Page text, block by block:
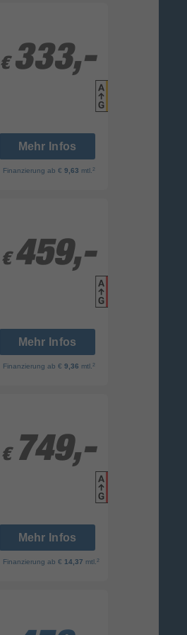
€ 333,-
€ 333,-
Mehr Infos
Finanzierung ab € 9,63 mtl. 2
€ 459,-
€ 459,-
Mehr Infos
Finanzierung ab € 9,36 mtl. 2
€ 749,-
€ 749,-
Mehr Infos
Finanzierung ab € 14,37 mtl. 2